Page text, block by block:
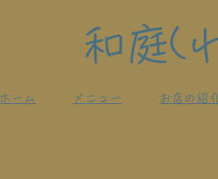
和庭(
ホーム メニュー お店の紹